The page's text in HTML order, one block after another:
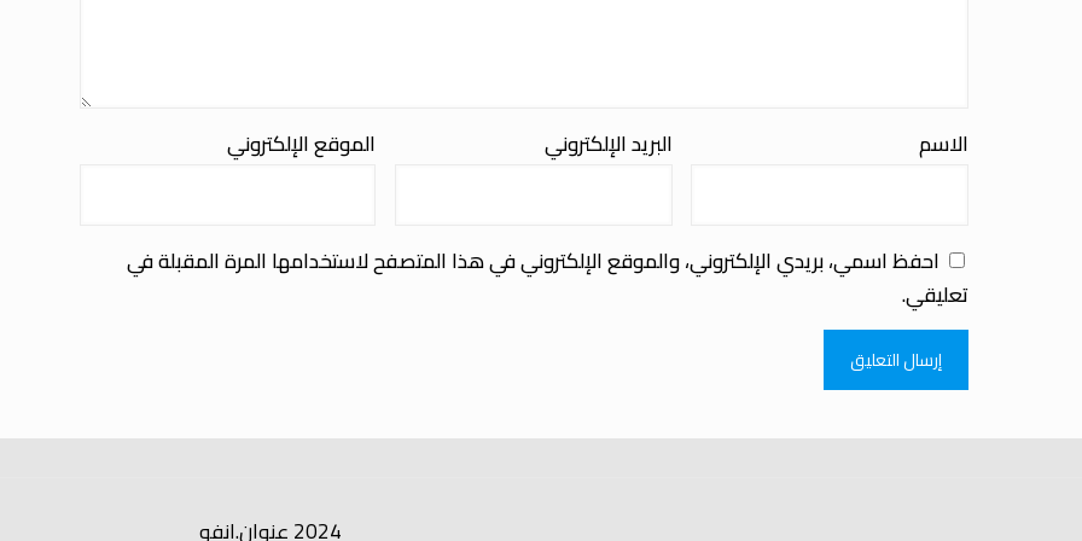
الاسم البريد الإلكتروني الموقع الإلكتروني
احفظ اسمي، بريدي الإلكتروني، والموقع الإلكتروني في هذا المتصفح لاستخدامها المرة المقبلة في
تعليقي.
2024 عنوان.انفو